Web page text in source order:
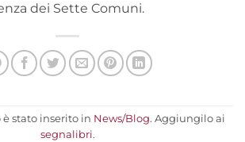
dei Sette Comuni.
stato inserito in News/Blog. Aggiungilo ai
segnalibri.